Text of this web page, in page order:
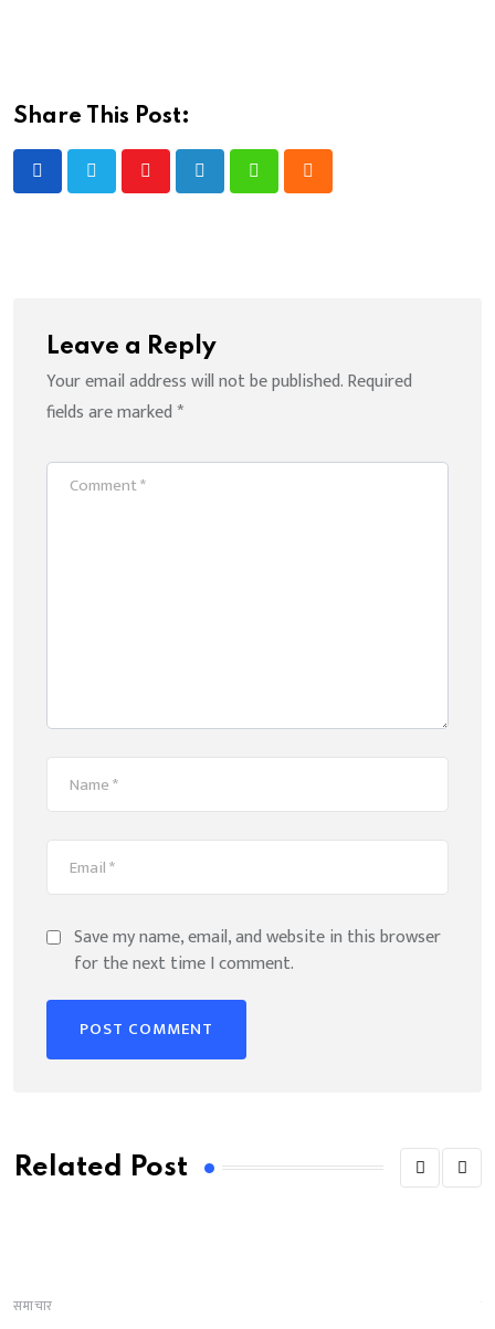
Share This Post:
YoutubeLinkedInWhatsappCloud
Leave a Reply
Your email address will not be published.Required
fields are marked *
Save my name, email, and website in this browser
for the next time I comment.
Related Post
समाचार